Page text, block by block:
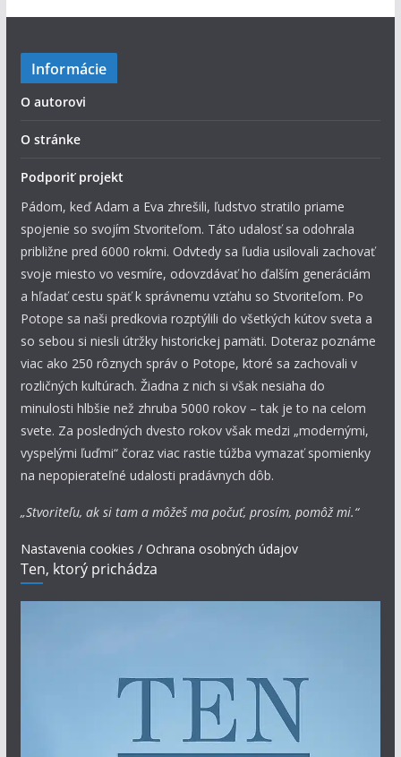
Informácie
O autorovi
O stránke
Podporiť projekt
Pádom, keď Adam a Eva zhrešili, ľudstvo stratilo priame
spojenie so svojím Stvoriteľom. Táto udalosť sa odohrala
približne pred 6000 rokmi. Odvtedy sa ľudia usilovali zachovať
svoje miesto vo vesmíre, odovzdávať ho ďalším generáciám
a hľadať cestu späť k správnemu vzťahu so Stvoriteľom. Po
Potope sa naši predkovia rozptýlili do všetkých kútov sveta a
so sebou si niesli útržky historickej pamäti. Doteraz poznáme
viac ako 250 rôznych správ o Potope, ktoré sa zachovali v
rozličných kultúrach. Žiadna z nich si však nesiaha do
minulosti hlbšie než zhruba 5000 rokov – tak je to na celom
svete. Za posledných dvesto rokov však medzi „modernými,
vyspelými ľuďmi“ čoraz viac rastie túžba vymazať spomienky
na nepopierateľné udalosti pradávnych dôb.
„Stvoriteľu, ak si tam a môžeš ma počuť, prosím, pomôž mi.“
Nastavenia cookies / Ochrana osobných údajov
Ten, ktorý prichádza